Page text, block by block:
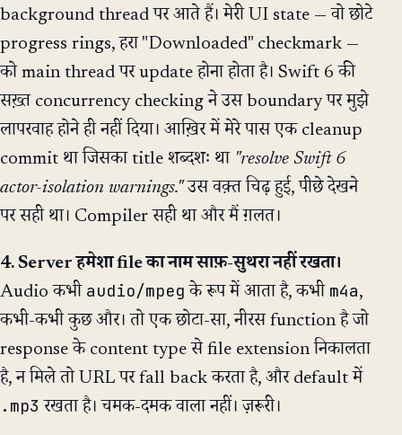
background thread पर आते हैं। मेरी UI state — वो छोटे
progress rings, हरा "Downloaded" checkmark —
को main thread पर update होना होता है। Swift 6 की
सख़्त concurrency checking ने उस boundary पर मुझे
लापरवाह होने ही नहीं दिया। आख़िर में मेरे पास एक cleanup
commit था जिसका title शब्दशः था "resolve Swift 6
actor-isolation warnings."उस वक़्त चिढ़ हुई, पीछे देखने
पर सही था। Compiler सही था और मैं ग़लत।
4. Server हमेशा file का नाम साफ़-सुथरा नहीं रखता।
Audio कभी audio/mpeg के रूप में आता है, कभी m4a,
कभी-कभी कुछ और। तो एक छोटा-सा, नीरस function है जो
response के content type से file extension निकालता
है, न मिले तो URL पर fall back करता है, और default में
.mp3 रखता है। चमक-दमक वाला नहीं। ज़रूरी।